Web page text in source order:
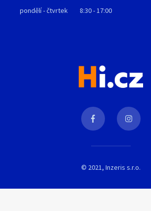
pondělí - čtvrtek 8:30 - 17:00
© 2021, Inzeris s.r.o.